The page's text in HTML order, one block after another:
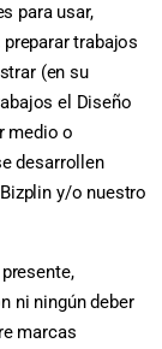
para usar,
preparar trabajos
(en su
el Diseño
medio o
desarrollen
y/o nuestro
ni ningún deber
marcas